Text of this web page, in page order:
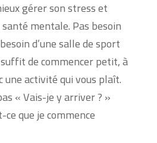
gérer son stress et
mentale. Pas besoin
d’une salle de sport
de commencer petit, à
activité qui vous plaît.
« Vais-je y arriver ? »
ce que je commence